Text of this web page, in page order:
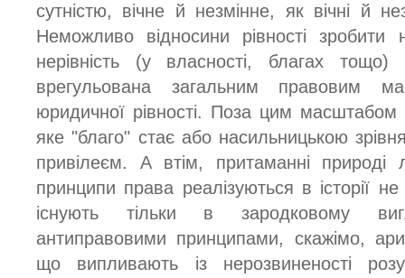
сутністю, вічне й незмінне, як вічні й
Неможливо відносини рівності зробити
нерівність (у власності, благах
врегульована загальним правовим
юридичної рівності. Поза цим масштабом
яке "благо" стає або насильницькою
привілеєм. А втім, притаманні природі
принципи права реалізуються в історії
існують тільки в зародковому
антиправовими принципами, скажімо,
що випливають із нерозвиненості